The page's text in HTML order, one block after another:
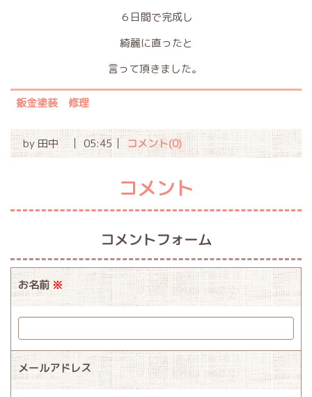
６日間で完成し
綺麗に直ったと
言って頂きました。
鈑金塗装 修理
by田中 05:45 コメント(0)
コメント
コメントフォーム
お名前※
メールアドレス